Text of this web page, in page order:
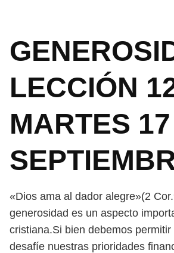
LECCIÓN
MARTES
«Dios ama al dador alegre»(2
generosidad es un aspecto
cristiana.Si bien debemos
desafíe nuestras prioridades